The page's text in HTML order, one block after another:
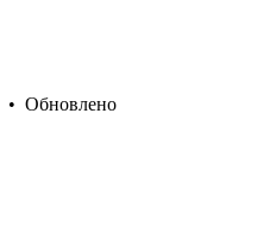
• Обновлено